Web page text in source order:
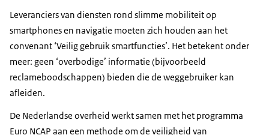
Leveranciers van diensten rond slimme mobiliteit op
smartphones en navigatie moeten zich houden aan het
convenant ‘Veilig gebruik smartfuncties’. Het betekent onder
meer: geen ‘overbodige’ informatie (bijvoorbeeld
reclameboodschappen) bieden die de weggebruiker kan
afleiden.
De Nederlandse overheid werkt samen met het programma
Euro NCAP aan een methode om de veiligheid van